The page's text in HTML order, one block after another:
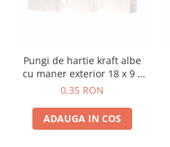
Pungi de hartie kraft albe
cu maner exterior 18 x 9 x
25 cm
0,35 RON
ADAUGA IN COS